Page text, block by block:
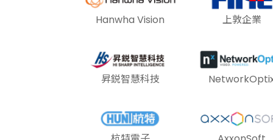
Hanwha Vision 上敦企業
昇鋭智慧科技